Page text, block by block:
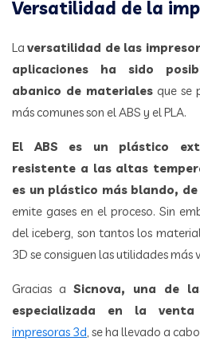
Versatilidad de la
Laversatilidad de las
aplicaciones ha sido
abanico de materiales que se
más comunes son el ABS y el PLA.
El ABS es un plástico
resistente a las altas
es un plástico más blando,
emite gases en el proceso. Sin
del iceberg, son tantos los
3D se consiguen las utilidades más
Gracias a Sicnova, una de
especializada en la
impresoras 3d, se ha llevado a